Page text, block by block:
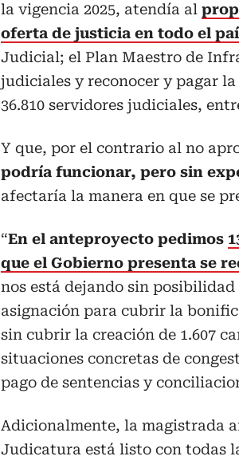
la vigencia 2025, atendía al
oferta de justicia en todo el
Judicial; el Plan Maestro de
judiciales y reconocer y pagar
36.810 servidores judiciales,
Y que, por el contrario al no
podría funcionar, pero sin
afectaría la manera en que se
“En el anteproyecto pedimos
que el Gobierno presenta se
nos está dejando sin posibilidad
asignación para cubrir la
sin cubrir la creación de 1.607
situaciones concretas de
pago de sentencias y
Adicionalmente, la magistrada
Judicatura está listo con todas